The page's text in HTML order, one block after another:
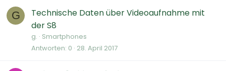
G
Technische Daten über Videoaufnahme mit
der S8
g. Smartphones
Antworten 0 28. April 2017